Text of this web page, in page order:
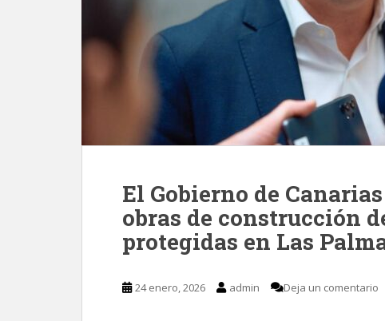
El Gobierno de
obras de construcción
protegidas en Las
24 enero, 2026 admin Deja un comentario